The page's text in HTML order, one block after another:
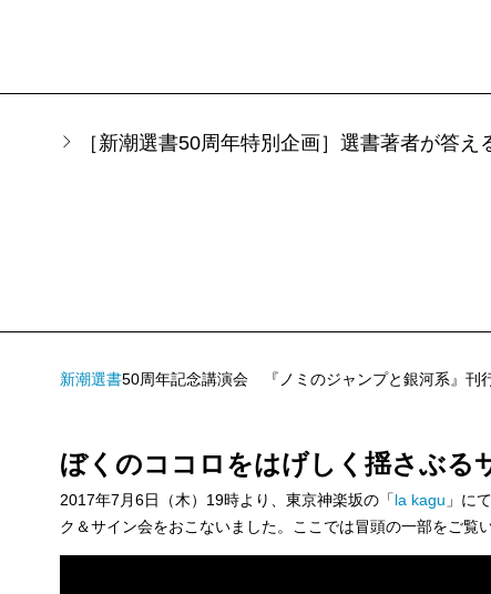
ところが、ひょんなことで、ベッドで読める本が見
と銀河系』だ。理由は、すぐにわかった。この本は
きっと椎名氏は、読者の頭の中にイメージを作らせ
わかる〇〇」みたいな本がよくあるが、この『ノミ
［新潮選書50周年特別企画］選書著者が答え
新潮選書50周年記念講演会 『ノミのジャンプと銀河系』刊
ぼくのココロをはげしく揺さぶる
2017年7月6日（木）19時より、東京神楽坂の「la kagu 」に
ク＆サイン会をおこないました。ここでは冒頭の一部をご覧